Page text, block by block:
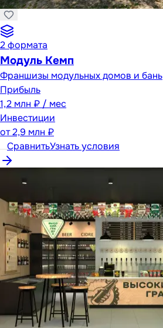
2формата
Модуль Кемп
Франшизы модульных домов и бань
Прибыль
1,2 млн ₽ / мес
Инвестиции
от2,9 млн ₽
СравнитьУзнать условия